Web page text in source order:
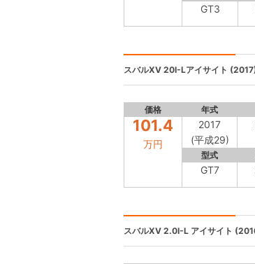
GT3
スバルXV 20I-Lアイサイト
価格 年式
101.4
万円
2017
(平成29)
型式
GT7
スバルXV 2.0I-L アイサイト